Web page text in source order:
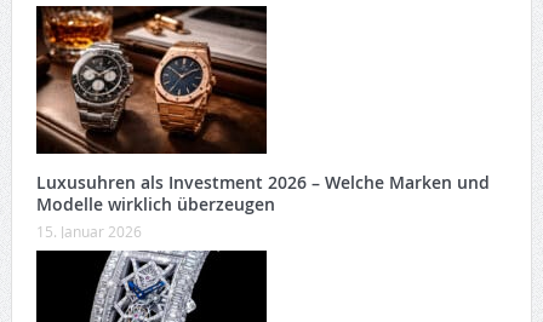
Luxusuhren als Investment 2026 – Welche Marken und
Modelle wirklich überzeugen
15. Januar 2026